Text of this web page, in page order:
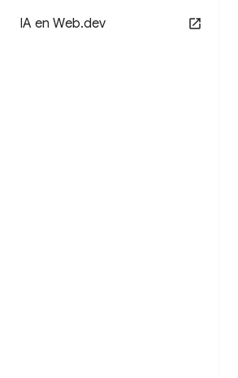
IA en Web.dev